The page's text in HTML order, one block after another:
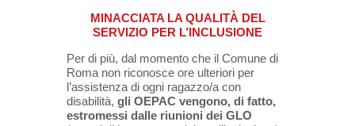
MINACCIATA LA QUALITÀ DEL
SERVIZIO PER L’INCLUSIONE
Per di più, dal momento che il Comune di
Roma non riconosce ore ulteriori per
l’assistenza di ogni ragazzo/a con
disabilità, gli OEPAC vengono, di fatto,
estromessi dalle riunioni dei GLO